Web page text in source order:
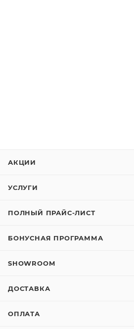
АКЦИИ
УСЛУГИ
ПОЛНЫЙ ПРАЙС-ЛИСТ
БОНУСНАЯ ПРОГРАММА
SHOWROOM
ДОСТАВКА
ОПЛАТА